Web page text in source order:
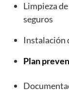
Limpieza
seguros
Instalación
Plan